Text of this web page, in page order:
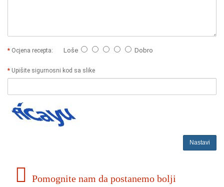
Ocjena recepta: Loše Dobro
Upišite sigurnosni kod sa slike
Nastavi
Pomognite nam da postanemo bolji